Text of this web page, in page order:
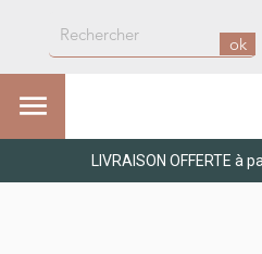
ok

LIVRAISON OFFERTE